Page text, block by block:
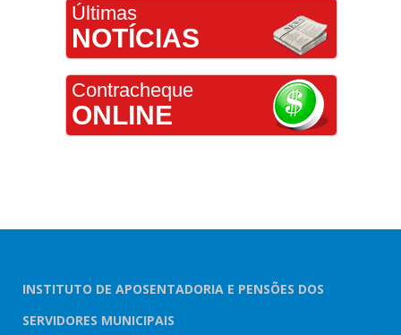
Últimas
NOTÍCIAS
Contracheque
ONLINE
INSTITUTO DE APOSENTADORIA E PENSÕES DOS
SERVIDORES MUNICIPAIS